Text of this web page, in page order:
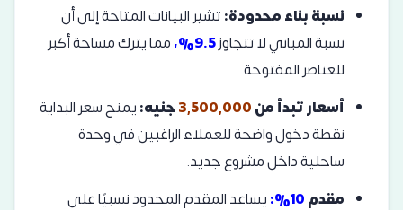
نسبة بناء محدودة:تشير البيانات المتاحة إلى أن
نسبة المباني لا تتجاوز9.5%،
مما يترك مساحة أكبر
للعناصر المفتوحة.
أسعار تبدأ من3,500,000جنيه:يمنح سعر البداية
نقطة دخول واضحة للعملاء الراغبين في وحدة
ساحلية داخل مشروع جديد.
مقدم10%:
يساعد المقدم المحدود نسبيًا على